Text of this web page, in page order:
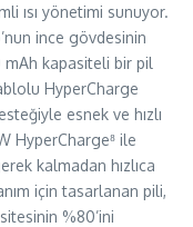
ısı yönetimi sunuyor.
ince gövdesinin
kapasiteli bir pil
HyperCharge
esnek ve hızlı
HyperCharge⁸ ile
kalmadan hızlıca
için tasarlanan pili,
%80’ini